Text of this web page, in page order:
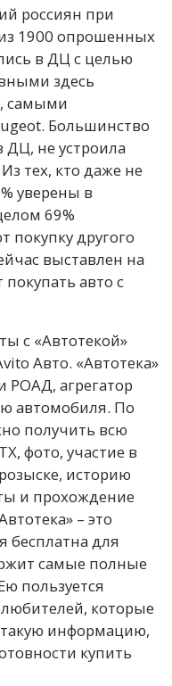
россиян при
1900 опрошенных
в ДЦ с целью
здесь
самыми
Большинство
ДЦ, не устроила
тех, кто даже не
уверены в
69%
покупку другого
выставлен на
авто с
с «Автотекой»
Авто. «Автотека»
РОАД, агрегатор
автомобиля. По
получить всю
фото, участие в
историю
и прохождение
– это
бесплатна для
самые полные
пользуется
которые
такую информацию,
купить